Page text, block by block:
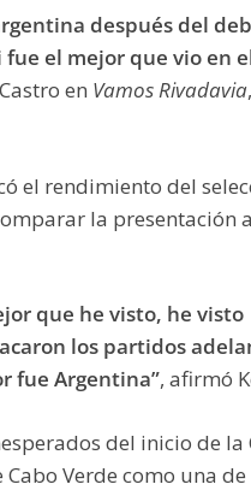
después del
el mejor que vio en
en Vamos Rivadavia
el rendimiento del
la presentación
que he visto, he visto
los partidos
fue Argentina”, afirmó
del inicio de la
Verde como una de